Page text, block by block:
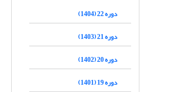
دوره 22 (1404)
دوره 21 (1403)
دوره 20 (1402)
دوره 19 (1401)